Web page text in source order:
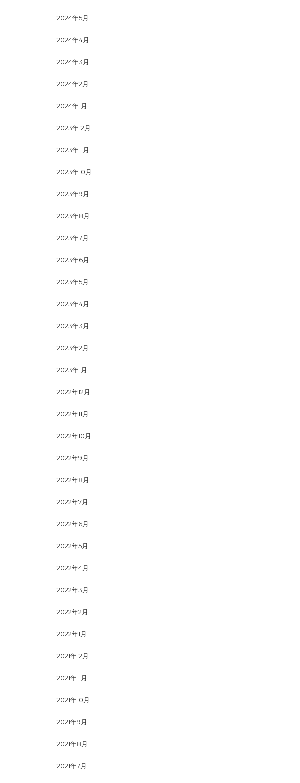
2024年5月
2024年4月
2024年3月
2024年2月
2024年1月
2023年12月
2023年11月
2023年10月
2023年9月
2023年8月
2023年7月
2023年6月
2023年5月
2023年4月
2023年3月
2023年2月
2023年1月
2022年12月
2022年11月
2022年10月
2022年9月
2022年8月
2022年7月
2022年6月
2022年5月
2022年4月
2022年3月
2022年2月
2022年1月
2021年12月
2021年11月
2021年10月
2021年9月
2021年8月
2021年7月